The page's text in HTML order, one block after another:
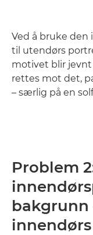
Ved å bruke den
til utendørs
motivet blir jevnt
rettes mot det,
– særlig på en
Problem
bakgrunn